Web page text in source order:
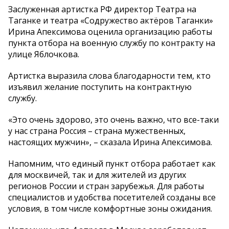
Заслуженная артистка РФ директор Театра на
Таганке и театра «Содружество актёров Таганки»
Ирина Апексимова оценила организацию работы
пункта отбора на военную службу по контракту на
улице Яблочкова.
Артистка выразила слова благодарности тем, кто
изъявил желание поступить на контрактную
службу.
«Это очень здорово, это очень важно, что все-таки
у нас страна Россия – страна мужественных,
настоящих мужчин», – сказала Ирина Апексимова.
Напомним, что единый пункт отбора работает как
для москвичей, так и для жителей из других
регионов России и стран зарубежья. Для работы
специалистов и удобства посетителей созданы все
условия, в том числе комфортные зоны ожидания.